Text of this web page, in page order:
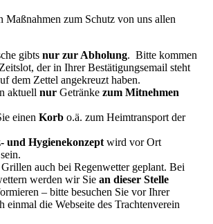
Maßnahmen zum Schutz von uns allen
gibts nur zur Abholung. Bitte kommen
der in Ihrer Bestätigungsemail steht
dem Zettel angekreuzt haben.
aktuell nur Getränke zum Mitnehmen
einen Korb o.ä. zum Heimtransport der
und Hygienekonzept wird vor Ort
auch bei Regenwetter geplant. Bei
werden wir Sie an dieser Stelle
– bitte besuchen Sie vor Ihrer
einmal die Webseite des Trachtenverein